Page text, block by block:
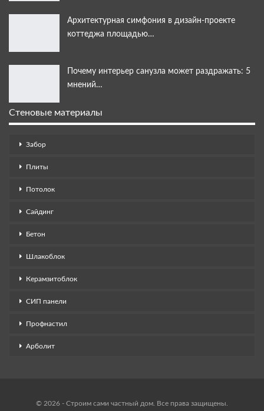
Архитектурная симфония в дизайн-проекте
коттеджа площадью…
Почему интерьер санузла может раздражать: 5
мнений…
Стеновые материалы
Забор
Плиты
Потолок
Сайдинг
Бетон
Шлакоблок
Керамзитоблок
СИП панели
Профнастил
Арболит
© 2026 - Строим сами частный дом. Все права защищены.